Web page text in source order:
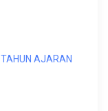
AJARAN